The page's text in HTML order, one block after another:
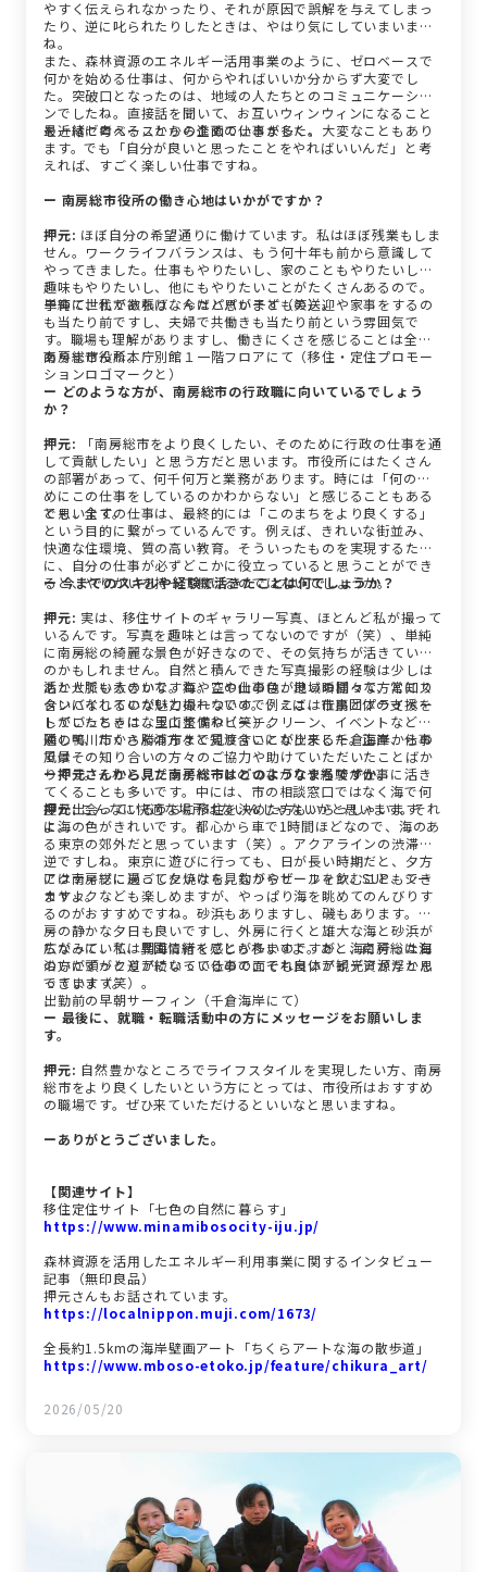
やすく伝えられなかったり、それが原因で誤解を与えてしまっ
たり、逆に叱られたりしたときは、やはり気にしていまいます
ね。
また、森林資源のエネルギー活用事業のように、ゼロベースで
何かを始める仕事は、何からやればいいか分からず大変でし
た。突破口となったのは、地域の人たちとのコミュニケーショ
ンでしたね。直接話を聞いて、お互いウィンウィンになること
を一緒に考えることから進めていきました。
最近はゼロベースからの企画の仕事が多く、大変なこともあり
ます。でも「自分が良いと思ったことをやればいいんだ」と考
えれば、すごく楽しい仕事ですね。
ー 南房総市役所の働き心地はいかがですか？
押元: ほぼ自分の希望通りに働けています。私はほぼ残業もしま
せん。ワークライフバランスは、もう何十年も前から意識して
やってきました。仕事もやりたいし、家のこともやりたいし、
趣味もやりたいし、他にもやりたいことがたくさんあるので。
単純に、私が欲張りなんだと思います（笑）。
子育て世代であれば、今はパパが子どもの送迎や家事をするの
も当たり前ですし、夫婦で共働きも当たり前という雰囲気で
す。職場も理解がありますし、働きにくさを感じることは全く
ありませんね。
南房総市役所本庁別館１一階フロアにて（移住・定住プロモー
ションロゴマークと）
ー どのような方が、南房総市の行政職に向いているでしょう
か？
押元:
「南房総市をより良くしたい、そのために行政の仕事を通
して貢献したい」と思う方だと思います。市役所にはたくさん
の部署があって、何千何万と業務があります。時には「何のた
めにこの仕事をしているのかわからない」と感じることもある
と思います。
でも、全ての仕事は、最終的には「このまちをより良くする」
という目的に繋がっているんです。例えば、きれいな街並み、
快適な住環境、質の高い教育。そういったものを実現するため
に、自分の仕事が必ずどこかに役立っていると思うことができ
ると、やりがいを持って働けるのではないでしょうか。
ー 今までのスキルや経験で活きたことは何でしょうか？
押元: 実は、移住サイトのギャラリー写真、ほとんど私が撮って
いるんです。写真を趣味とは言ってないのですが（笑）、単純
に南房総の綺麗な景色が好きなので、その気持ちが活きている
のかもしれません。自然と積んできた写真撮影の経験は少しは
活かせているのかな。海や空や山の色が良い瞬間って、常にス
タンバイしていないと撮れないので、ここは仕事とプライベー
トがごっちゃになってますね（笑）。
あと人脈も大きいですね。この仕事は、地域の様々な方と知り
合いになれるのが魅力の一つです。例えば、市民団体の支援を
していたときは、里山整備やビーチクリーン、イベントなどを
通して、たくさんの方々と知り合いになりました。正直、仕事
ではその知り合いの方々のご協力や助けていただいたことばか
りです。それと、プライベートのつながりや経験が仕事に活き
てくることも多いです。中には、市の相談窓口ではなく海で何
度か出会っているうちに移住を決めた方もいらっしゃいます
よ。
隣の鴨川市から勝浦市まで見渡すことが出来る千倉海岸からの
風景
ー押元さんから見た南房総市はどのようなまちですか。
押元:こんなに快適な場所はないんじゃないかと思います。それ
に海の色がきれいです。都心から車で1時間ほどなので、海のあ
る東京の郊外だと思っています（笑）。アクアラインの渋滞も
逆ですしね。東京に遊びに行っても、日が長い時期だと、夕方
には南房総に戻って夕焼けを見ながらビールを飲むこともでき
ますよ。
アクティブに過ごしたいなら、釣りやサーフィン、SUP、シー
カヤックなども楽しめますが、やっぱり海を眺めてのんびりす
るのがおすすめですね。砂浜もありますし、磯もあります。内
房の静かな夕日も良いですし、外房に行くと雄大な海と砂浜が
広がっていて、異国情緒を感じられますよ。あと、南房総は海
沿いにずっと道が続いているので、それ自体が観光資源だと思
っています。
ちなみに、私は朝海に行くことが多いのですが、海に行った日
の方が頭がクリアになって仕事の面でも良いアイデアが浮かん
できます（笑）。
出勤前の早朝サーフィン（千倉海岸にて）
ー 最後に、就職・転職活動中の方にメッセージをお願いしま
す。
押元: 自然豊かなところでライフスタイルを実現したい方、南房
総市をより良くしたいという方にとっては、市役所はおすすめ
の職場です。ぜひ来ていただけるといいなと思いますね。
ーありがとうございました。
【関連サイト】
移住定住サイト「七色の自然に暮らす」
https://www.minamibosocity-iju.jp/
森林資源を活用したエネルギー利用事業に関するインタビュー
記事（無印良品）
押元さんもお話されています。
https://localnippon.muji.com/1673/
全長約1.5kmの海岸壁画アート「ちくらアートな海の散歩道」
https://www.mboso-etoko.jp/feature/chikura_art/
2026/05/20